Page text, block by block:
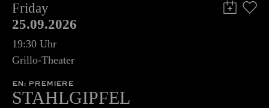
Friday
25.09.2026
19:30 Uhr
Grillo-Theater
EN: PREMIERE
STAHLGIPFEL